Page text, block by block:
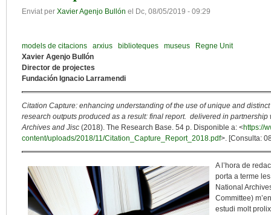
Enviat per Xavier Agenjo Bullón el Dc, 08/05/2019 - 09:29
models de citacions arxius biblioteques museus
Regne Unit
Xavier Agenjo Bullón
Director de projectes
Fundación Ignacio Larramendi
Citation Capture: enhancing understanding of the use of unique and
research outputs produced as a result: final report. delivered in
Archives and Jisc (2018). The Research Base. 54 p. Disponible a: <https://
content/uploads/2018/11/Citation_Capture_Report_2018.pdf>. [Consulta:
A l’hora de
porta a terme
National
Committee)
estudi molt